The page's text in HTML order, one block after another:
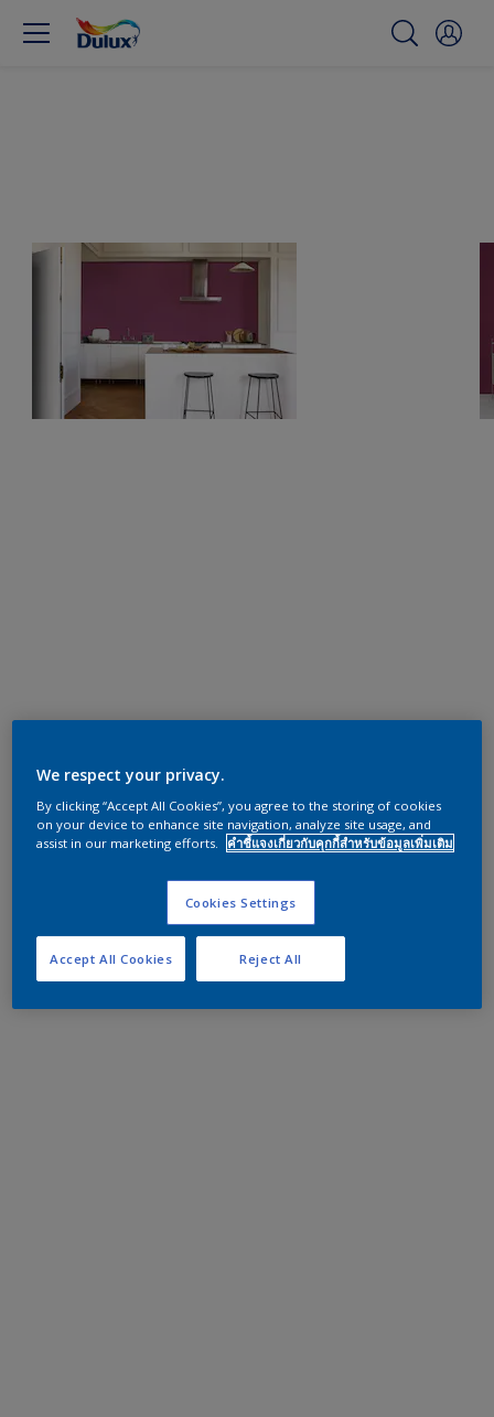
We respect your privacy.
By clicking “Accept All Cookies”, you agree to the storing of cookies
on your device to enhance site navigation, analyze site usage, and
assist in our marketing efforts.
คำชี้แจงเกี่ยวกับคุกกี้สำหรับข้อมูลเพิ่มเติม
Cookies Settings
Reject All
Accept All Cookies